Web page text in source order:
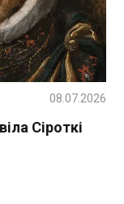
Сіроткі
08.07.2026